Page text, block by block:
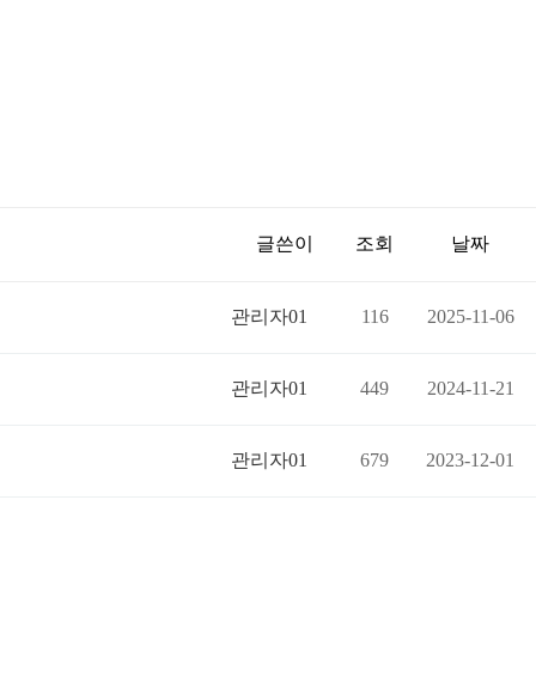
글쓴이 조회 날짜
관리자01 116 2025-11-06
관리자01 449 2024-11-21
관리자01 679 2023-12-01